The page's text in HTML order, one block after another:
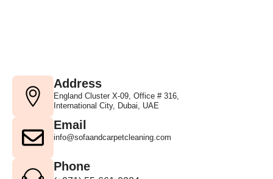
Address
England Cluster X-09, Office # 316,
International City, Dubai, UAE
Email
info@sofaandcarpetcleaning.com
Phone